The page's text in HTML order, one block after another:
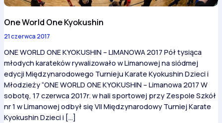
One World One Kyokushin
21 czerwca 2017
ONE WORLD ONE KYOKUSHIN – LIMANOWA 2017 Pół tysiąca
młodych karateków rywalizowało w Limanowej na siódmej
edycji Międzynarodowego Turnieju Karate Kyokushin Dzieci i
Młodzieży “ONE WORLD ONE KYOKUSHIN – Limanowa 2017 W
sobotę, 17 czerwca 2017r. w hali sportowej przy Zespole Szkół
nr 1 w Limanowej odbył się VII Międzynarodowy Turniej Karate
Kyokushin Dzieci i […]